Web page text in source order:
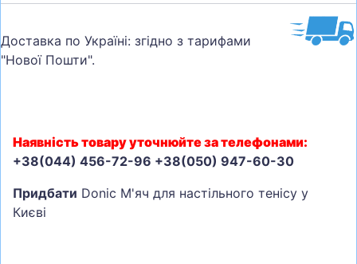
Доставка по Україні: згідно з тарифами
"Нової Пошти".
Наявність товару уточнюйте за телефонами:
+38(044) 456-72-96 +38(050) 947-60-30
Придбати Donic М'яч для настільного тенісу у
Києві